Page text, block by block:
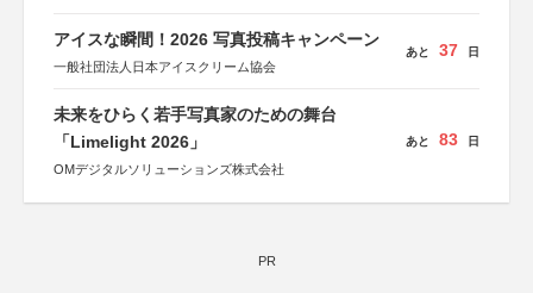
アイスな瞬間！2026 写真投稿キャンペーン
一般社団法人日本アイスクリーム協会
あと 37 日
未来をひらく若手写真家のための舞台
「Limelight 2026」
OMデジタルソリューションズ株式会社
あと 83 日
PR